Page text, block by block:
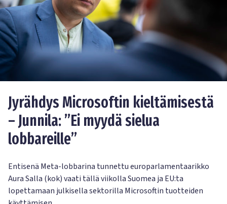
Jyrähdys Microsoftin kieltämisestä
– Junnila: ”Ei myydä sielua
lobbareille”
Entisenä Meta-lobbarina tunnettu europarlamentaarikko
Aura Salla (kok) vaati tällä viikolla Suomea ja EU:ta
lopettamaan julkisella sektorilla Microsoftin tuotteiden